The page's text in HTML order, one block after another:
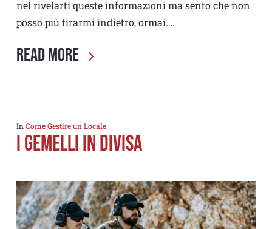
nel rivelarti queste informazioni ma sento che non
posso più tirarmi indietro, ormai.…
Read More
InCome Gestire un Locale
I GEMELLI IN DIVISA